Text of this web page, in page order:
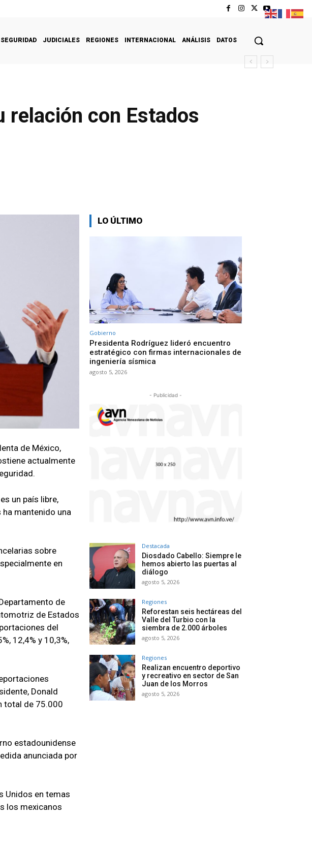
SEGURIDAD JUDICIALES REGIONES INTERNACIONAL ANÁLISIS DATOS
relación con Estados
de México,
actualmente
un país libre,
ha mantenido una
sobre
en
de
de Estados
del
12,4% y 10,3%,
Donald
total de 75.000
estadounidense
anunciada por
Unidos en temas
los mexicanos
LO ÚLTIMO
Gobierno
Presidenta Rodríguez lideró encuentro
estratégico con firmas internacionales de
ingeniería sísmica
agosto 5, 2026
- Publicidad -
Destacada
Diosdado Cabello: Siempre le
hemos abierto las puertas al
diálogo
agosto 5, 2026
Regiones
Reforestan seis hectáreas del
Valle del Turbio con la
siembra de 2.000 árboles
agosto 5, 2026
Regiones
Realizan encuentro deportivo
y recreativo en sector de San
Juan de los Morros
agosto 5, 2026